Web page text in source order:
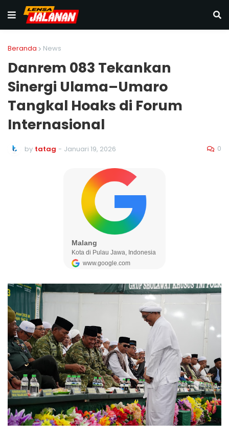
Beranda News
Danrem 083 Tekankan
Sinergi Ulama–Umaro
Tangkal Hoaks di Forum
Internasional
by tatag - Januari 19, 2026 0